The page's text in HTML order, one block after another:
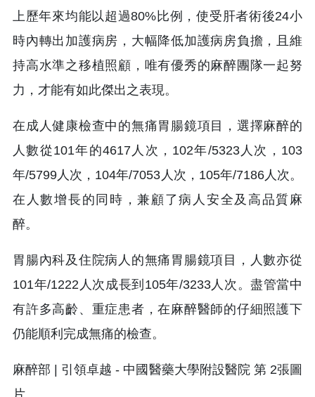
上歷年來均能以超過80%比例，使受肝者術後24小
時內轉出加護病房，大幅降低加護病房負擔，且維
持高水準之移植照顧，唯有優秀的麻醉團隊一起努
力，才能有如此傑出之表現。
在成人健康檢查中的無痛胃腸鏡項目，選擇麻醉的
人數從101年的4617人次，102年/5323人次，103
年/5799人次，104年/7053人次，105年/7186人次。
在人數增長的同時，兼顧了病人安全及高品質麻
醉。
胃腸內科及住院病人的無痛胃腸鏡項目，人數亦從
101年/1222人次成長到105年/3233人次。盡管當中
有許多高齡、重症患者，在麻醉醫師的仔細照護下
仍能順利完成無痛的檢查。